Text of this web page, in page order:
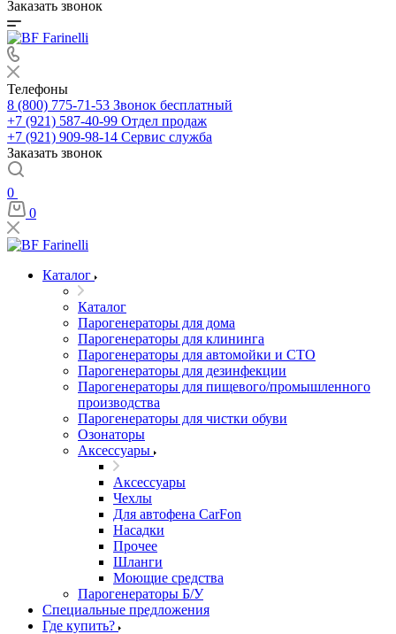
Заказать звонок
Телефоны
8 (800) 775-71-53 Звонок бесплатный
+7 (921) 587-40-99 Отдел продаж
+7 (921) 909-98-14 Сервис служба
Заказать звонок
0
0
Каталог
Каталог
Парогенераторы для дома
Парогенераторы для клининга
Парогенераторы для автомойки и СТО
Парогенераторы для дезинфекции
Парогенераторы для пищевого/промышленного
производства
Парогенераторы для чистки обуви
Озонаторы
Аксессуары
Аксессуары
Чехлы
Для автофена CarFon
Насадки
Прочее
Шланги
Моющие средства
Парогенераторы Б/У
Специальные предложения
Где купить?